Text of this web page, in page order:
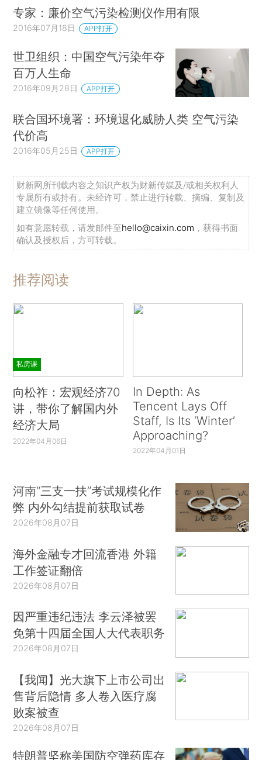
专家：廉价空气污染检测仪作用有限
2016年07月18日 APP打开
世卫组织：中国空气污染年夺
百万人生命
2016年09月28日 APP打开
联合国环境署：环境退化威胁人类 空气污染
代价高
2016年05月25日 APP打开
财新网所刊载内容之知识产权为财新传媒及/或相关权利人
专属所有或持有。未经许可，禁止进行转载、摘编、复制及
建立镜像等任何使用。
如有意愿转载，请发邮件至hello@caixin.com ，获得书面
确认及授权后，方可转载。
推荐阅读
私房课
向松祚：宏观经济70
讲，带你了解国内外
经济大局
2022年04月06日
In Depth: As
Tencent Lays Off
Staff, Is Its ‘Winter’
Approaching?
2022年04月01日
河南“三支一扶”考试规模化作
弊 内外勾结提前获取试卷
2026年08月07日
海外金融专才回流香港 外籍
工作签证翻倍
2026年08月07日
因严重违纪违法 李云泽被罢
免第十四届全国人大代表职务
2026年08月07日
【我闻】光大旗下上市公司出
售背后隐情 多人卷入医疗腐
败案被查
2026年08月07日
特朗普坚称美国防空弹药库存